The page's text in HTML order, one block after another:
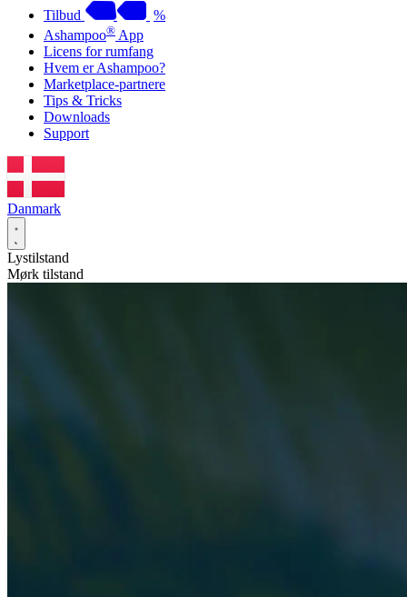
Tilbud
%
Ashampoo® App
Licens for rumfang
Hvem er Ashampoo?
Marketplace-partnere
Tips & Tricks
Downloads
Support
Danmark
Lystilstand
Mørk tilstand